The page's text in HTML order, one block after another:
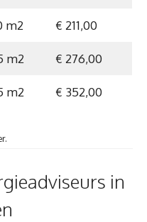
m2 € 211,00
m2 € 276,00
m2 € 352,00
in